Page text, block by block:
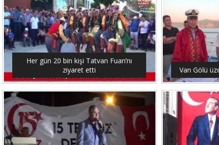
Her gün 20 bin kişi Tatvan Fuarı’nı
ziyaret etti
Van Gölü